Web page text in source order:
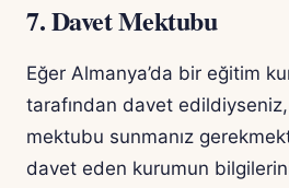
7. Davet Mektubu
Eğer Almanya’da bir eğitim
tarafından davet
mektubu sunmanız
davet eden kurumun